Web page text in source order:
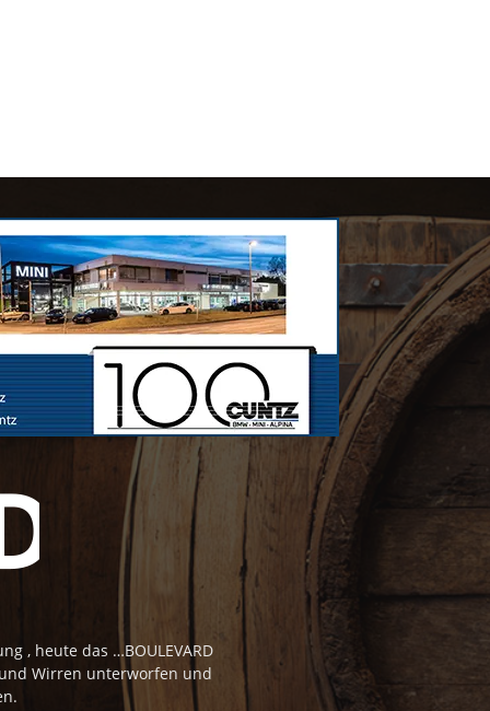
, heute das …BOULEVARD
Wirren unterworfen und